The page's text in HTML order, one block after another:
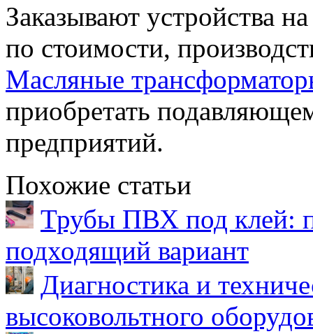
Заказывают устройства
по стоимости,
Масляные
приобретать
предприятий.
Похожие статьи
Трубы ПВХ под клей:
подходящий вариант
Диагностика и
высоковольтного